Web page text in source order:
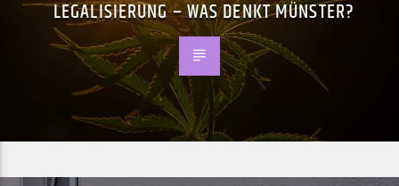
LEGALISIERUNG – WAS DENKT MÜNSTER?